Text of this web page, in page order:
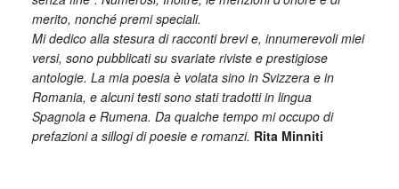
merito, nonché premi speciali.
Mi dedico alla stesura di racconti brevi e, innumerevoli miei
versi, sono pubblicati su svariate riviste e prestigiose
antologie. La mia poesia è volata sino in Svizzera e in
Romania, e alcuni testi sono stati tradotti in lingua
Spagnola e Rumena. Da qualche tempo mi occupo di
prefazioni a sillogi di poesie e romanzi. Rita Minniti